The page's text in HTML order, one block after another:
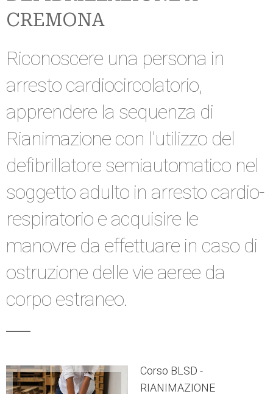
CREMONA
Riconoscere una persona in
arresto cardiocircolatorio,
apprendere la sequenza di
Rianimazione con l'utilizzo del
defibrillatore semiautomatico nel
soggetto adulto in arresto cardio-
respiratorio e acquisire le
manovre da effettuare in caso di
ostruzione delle vie aeree da
corpo estraneo.
Corso BLSD -
RIANIMAZIONE